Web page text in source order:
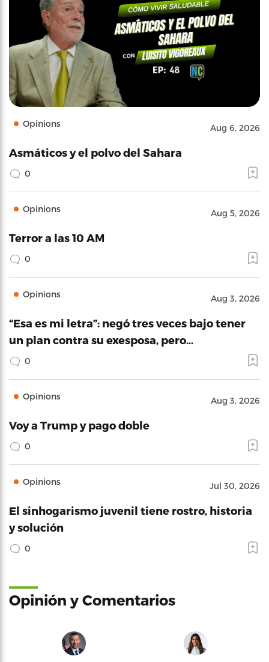
Opinions Aug 6, 2026
Asmáticos y el polvo del Sahara
0
Opinions Aug 5, 2026
Terror a las 10 AM
0
Opinions Aug 3, 2026
“Esa es mi letra”: negó tres veces bajo tener
un plan contra su exesposa, pero…
0
Opinions Aug 3, 2026
Voy a Trump y pago doble
0
Opinions Jul 30, 2026
El sinhogarismo juvenil tiene rostro, historia
y solución
0
Opinión y Comentarios